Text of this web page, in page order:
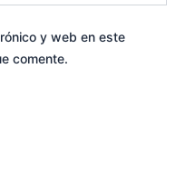
y web en este
comente.